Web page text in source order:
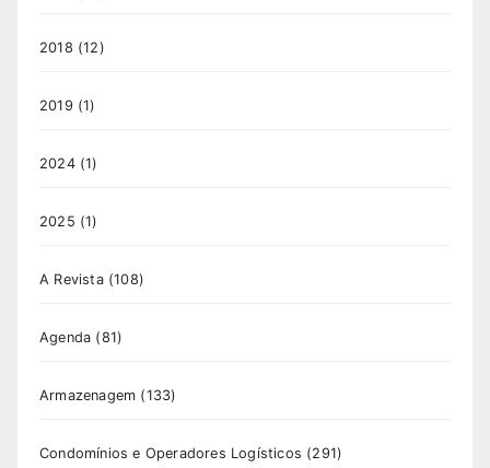
2018 (12)
2019 (1)
2024(1)
2025 (1)
A Revista(108)
Agenda (81)
Armazenagem (133)
Condomínios e Operadores Logísticos (291)